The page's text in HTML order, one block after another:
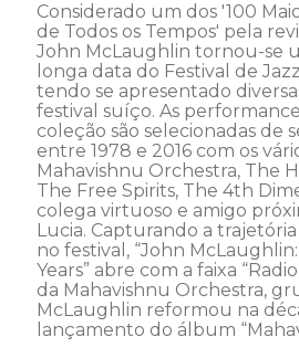
Considerado um dos '100
de Todos os Tempos' pela
John McLaughlin tornou-se
longa data do Festival de
tendo se apresentado
festival suíço. As
coleção são selecionadas de
entre 1978 e 2016 com os
Mahavishnu Orchestra, The
The Free Spirits, The 4th
colega virtuoso e amigo
Lucia. Capturando a
no festival, “John
Years” abre com a faixa
da Mahavishnu Orchestra,
McLaughlin reformou na
lançamento do álbum